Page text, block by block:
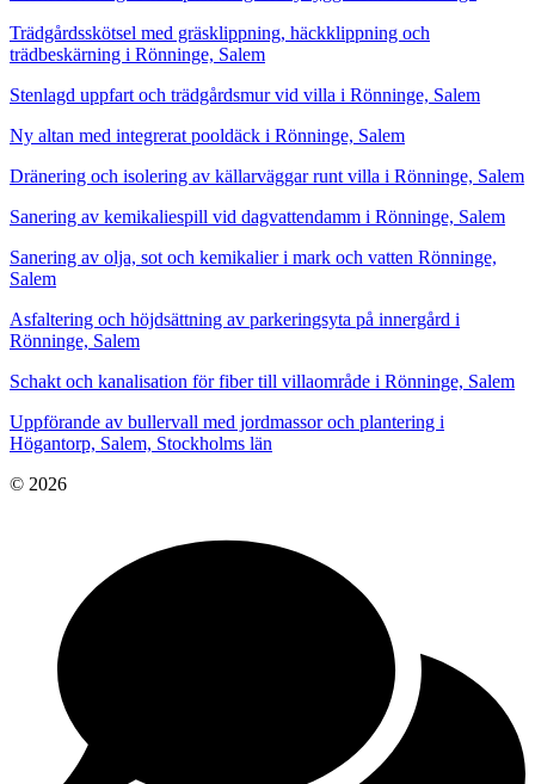
Trädgårdsskötsel med gräsklippning, häckklippning och
trädbeskärning i Rönninge, Salem
Stenlagd uppfart och trädgårdsmur vid villa i Rönninge, Salem
Ny altan med integrerat pooldäck i Rönninge, Salem
Dränering och isolering av källarväggar runt villa i Rönninge, Salem
Sanering av kemikaliespill vid dagvattendamm i Rönninge, Salem
Sanering av olja, sot och kemikalier i mark och vatten Rönninge,
Salem
Asfaltering och höjdsättning av parkeringsyta på innergård i
Rönninge, Salem
Schakt och kanalisation för fiber till villaområde i Rönninge, Salem
Uppförande av bullervall med jordmassor och plantering i
Högantorp, Salem, Stockholms län
© 2026